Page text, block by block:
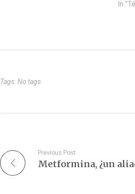
el
In
Tags: No tags
Previous Post